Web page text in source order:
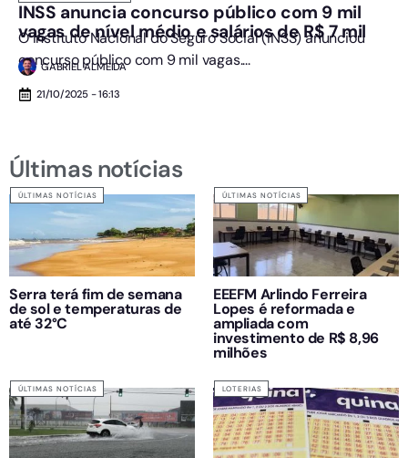
INSS anuncia concurso público com 9 mil
vagas de nível médio e salários de R$ 7 mil
O Instituto Nacional do Seguro Social (INSS) anunciou
concurso público com 9 mil vagas....
GABRIEL ALMEIDA
21/10/2025 - 16:13
Últimas notícias
ÚLTIMAS NOTÍCIAS
Serra terá fim de semana
de sol e temperaturas de
até 32°C
ÚLTIMAS NOTÍCIAS
EEEFM Arlindo Ferreira
Lopes é reformada e
ampliada com
investimento de R$ 8,96
milhões
ÚLTIMAS NOTÍCIAS LOTERIAS